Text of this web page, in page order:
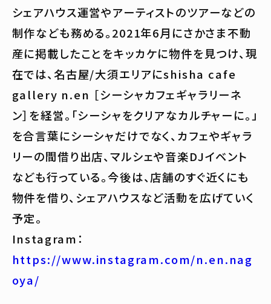
シェアハウス運営やアーティストのツアーなどの
制作なども務める。2021年6月にさかさま不動
産に掲載したことをキッカケに物件を見つけ、現
在では、名古屋/大須エリアにshisha cafe
gallery n.en ［シーシャカフェギャラリーネ
ン］を経営。「シーシャをクリアなカルチャーに。」
を合言葉にシーシャだけでなく、カフェやギャラ
リーの間借り出店、マルシェや音楽DJイベント
なども行っている。今後は、店舗のすぐ近くにも
物件を借り、シェアハウスなど活動を広げていく
予定。
Instagram：
https://www.instagram.com/n.en.nag
oya/